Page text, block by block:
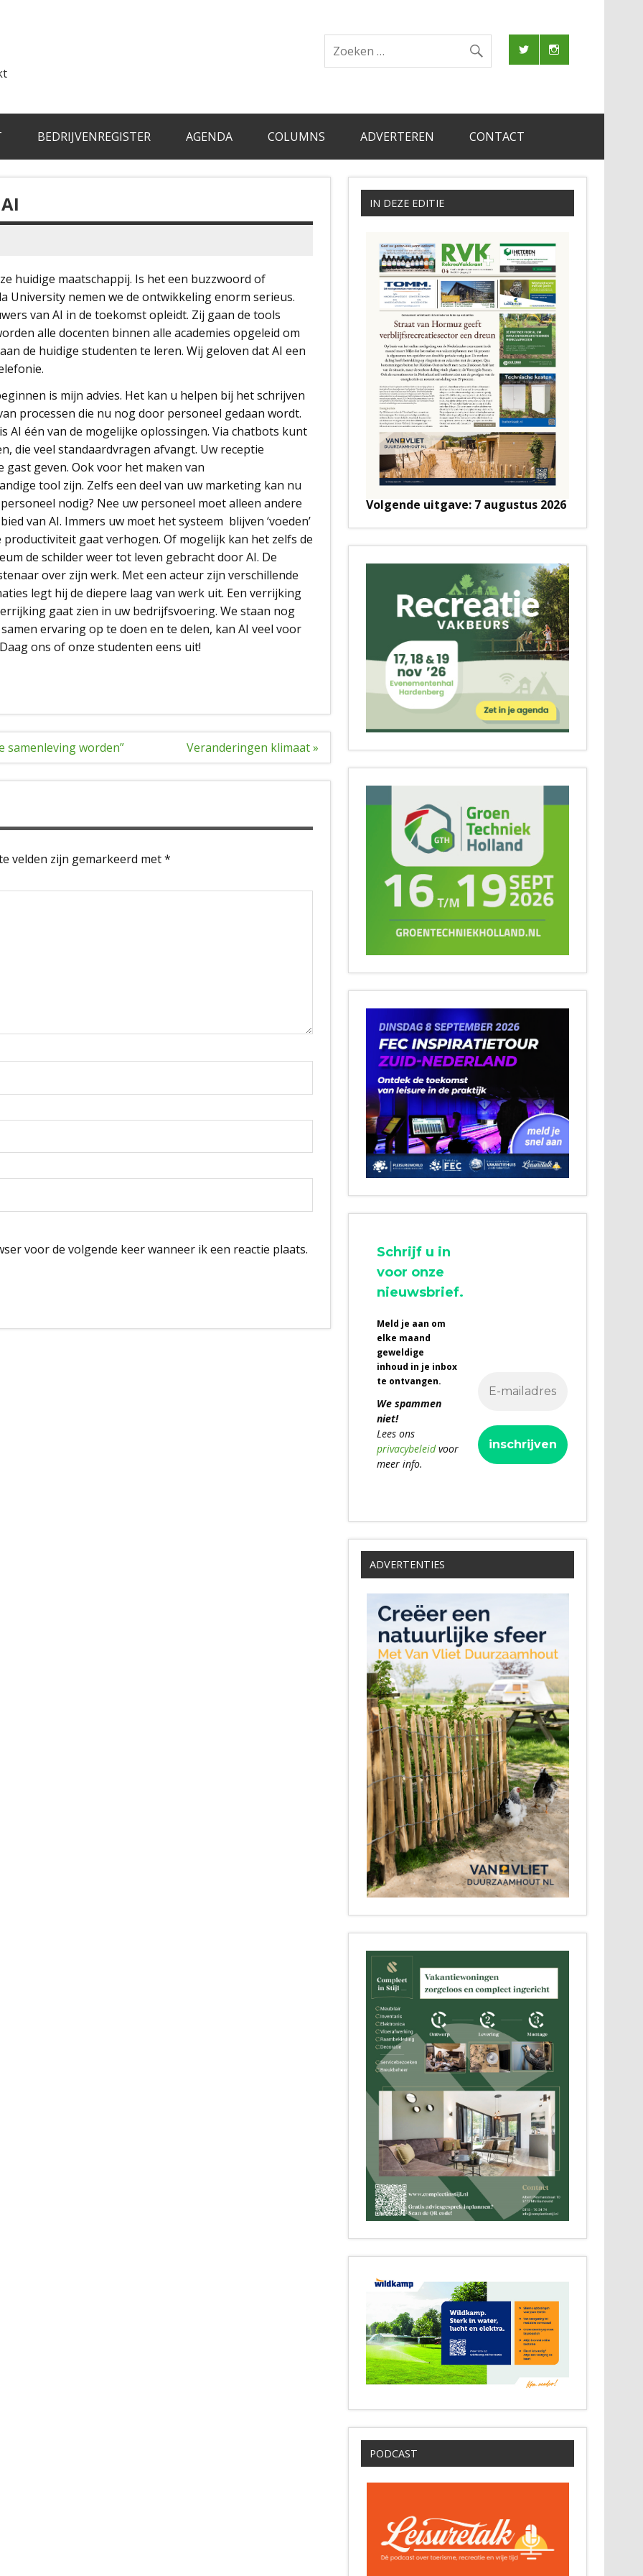
BEDRIJVENREGISTER AGENDA COLUMNS ADVERTEREN CONTACT
huidige maatschappij. Is het een buzzwoord of
University nemen we de ontwikkeling enorm serieus.
van AI in de toekomst opleidt. Zij gaan de tools
alle docenten binnen alle academies opgeleid om
de huidige studenten te leren. Wij geloven dat AI een
is mijn advies. Het kan u helpen bij het schrijven
processen die nu nog door personeel gedaan wordt.
AI één van de mogelijke oplossingen. Via chatbots kunt
die veel standaardvragen afvangt. Uw receptie
gast geven. Ook voor het maken van
tool zijn. Zelfs een deel van uw marketing kan nu
nodig? Nee uw personeel moet alleen andere
van AI. Immers uw moet het systeem blijven ‘voeden’
gaat verhogen. Of mogelijk kan het zelfs de
de schilder weer tot leven gebracht door AI. De
over zijn werk. Met een acteur zijn verschillende
legt hij de diepere laag van werk uit. Een verrijking
gaat zien in uw bedrijfsvoering. We staan nog
ervaring op te doen en te delen, kan AI veel voor
ons of onze studenten eens uit!
samenleving worden” Veranderingen klimaat »
velden zijn gemarkeerd met*
voor de volgende keer wanneer ik een reactie plaats.
IN DEZE EDITIE
Volgende uitgave: 7 augustus 2026
Schrijf u in
voor onze
nieuwsbrief.
Meld je aan om
elke maand
geweldige
inhoud in je inbox
te ontvangen.
We spammen
niet!
Lees ons
privacybeleidvoor
meer info.
ADVERTENTIES
PODCAST